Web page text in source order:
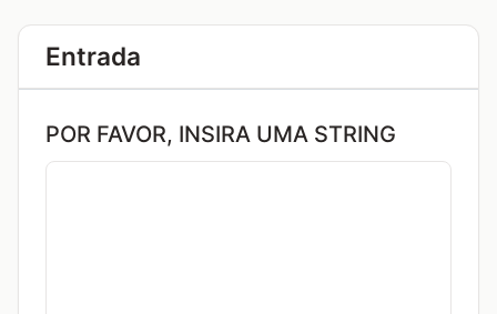
Entrada
POR FAVOR, INSIRA UMA STRING